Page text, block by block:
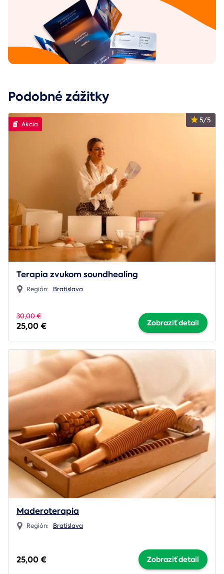
Podobné zážitky
5/5
Akcia
Terapia zvukom soundhealing
Región: Bratislava
30,00 €
25,00 € Zobraziť detail
Maderoterapia
Región: Bratislava
25,00 € Zobraziť detail